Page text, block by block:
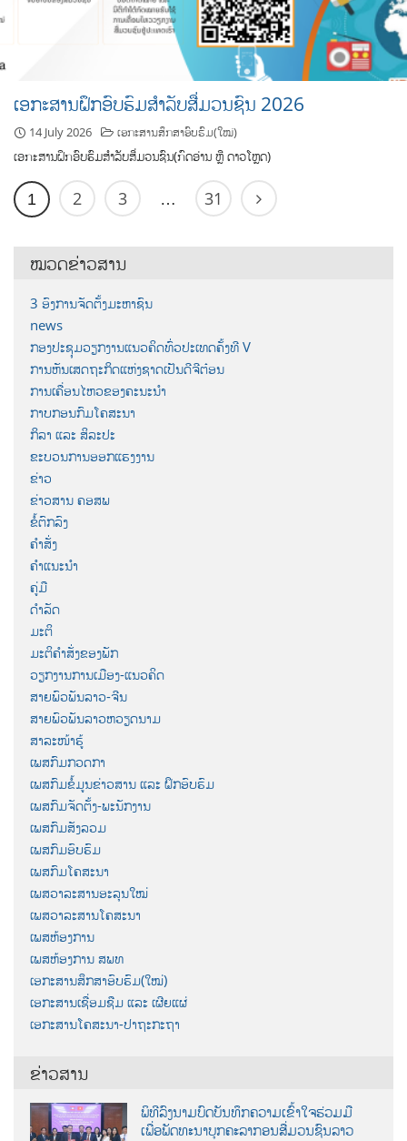
ເອກະສານຝຶກອົບຮົມສຳລັບສື່ມວນຊົນ 2026
14 July 2026 ເອກະສານສຶກສາອົບຮົມ(ໃໝ່)
ເອກະສານຝຶກອົບຮົມສຳລັບສື່ມວນຊົນ(ກົດອ່ານ ຫຼື ດາວໂຫຼດ)
1 2 3 … 31
ໝວດຂ່າວສານ
3 ອົງການຈັດຕັ້ງມະຫາຊົນ
news
ກອງປະຊຸມວຽກງານແນວຄິດທົ່ວປະເທດຄັ້ງທີ V
ການຫັນເສດຖະກິດແຫ່ງຊາດເປັນດີຈີຕ໋ອນ
ການເຄື່ອນໄຫວຂອງຄະນະນຳ
ກາບກອນກົມໂຄສະນາ
ກິລາ ແລະ ສິລະປະ
ຂະບວນການອອກແຮງງານ
ຂ່າວ
ຂ່າວສານ ຄອສພ
ຂໍ້ຕົກລົງ
ຄຳສັ່ງ
ຄຳແນະນຳ
ຄູ່ມື
ດຳລັດ
ມະຕິ
ມະຕິຄຳສັ່ງຂອງພັກ
ວຽກງານການເມືອງ-ແນວຄິດ
ສາຍພົວພັນລາວ-ຈີນ
ສາຍພົວພັນລາວຫວຽດນາມ
ສາລະໜ້າຮູ້
ເພສກົມກວດກາ
ເພສກົມຂໍ້ມູນຂ່າວສານ ແລະ ຝຶກອົບຮົມ
ເພສກົມຈັດຕັ້ງ-ພະນັກງານ
ເພສກົມສັງລວມ
ເພສກົມອົບຮົມ
ເພສກົມໂຄສະນາ
ເພສວາລະສານອະລຸນໃໝ່
ເພສວາລະສານໂຄສະນາ
ເພສຫ້ອງການ
ເພສຫ້ອງການ ສພທ
ເອກະສານສຶກສາອົບຮົມ(ໃໝ່)
ເອກະສານເຊື່ອມຊືມ ແລະ ເຜີຍແຜ່
ເອກະສານໂຄສະນາ-ປາຖະກະຖາ
ຂ່າວສານ
ພິທີລົງນາມບົດບັນທຶກຄວາມເຂົ້າໃຈຮ່ວມມື
ເພື່ອພັດທະນາບຸກຄະລາກອນສື່ມວນຊົນລາວ